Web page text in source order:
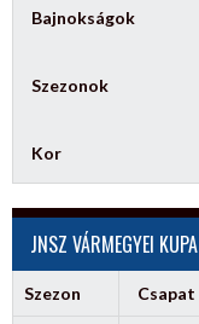
Bajnokságok
Szezonok
Kor
JNSZ VÁRMEGYEI KUPA
Szezon Csapat